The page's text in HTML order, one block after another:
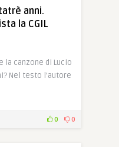
anni.
la CGIL
la canzone di Lucio
Nel testo l’autore
0 0